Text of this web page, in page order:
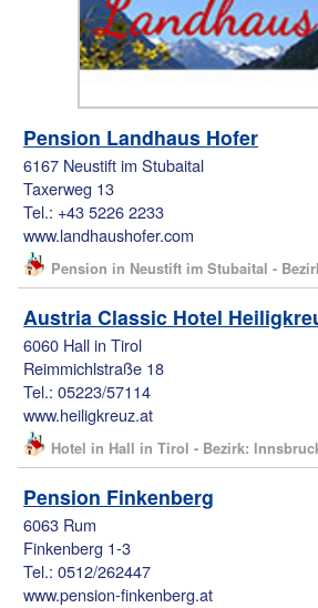
Pension Landhaus Hofer
6167 Neustift im Stubaital
Taxerweg 13
Tel.: +43 5226 2233
www.landhaushofer.com
Pension in Neustift im Stubaital -
Austria Classic Hotel
6060 Hall in Tirol
Reimmichlstraße 18
Tel.: 05223/57114
www.heiligkreuz.at
Hotel in Hall in Tirol - Bezirk:
Pension Finkenberg
6063 Rum
Finkenberg 1-3
Tel.: 0512/262447
www.pension-finkenberg.at